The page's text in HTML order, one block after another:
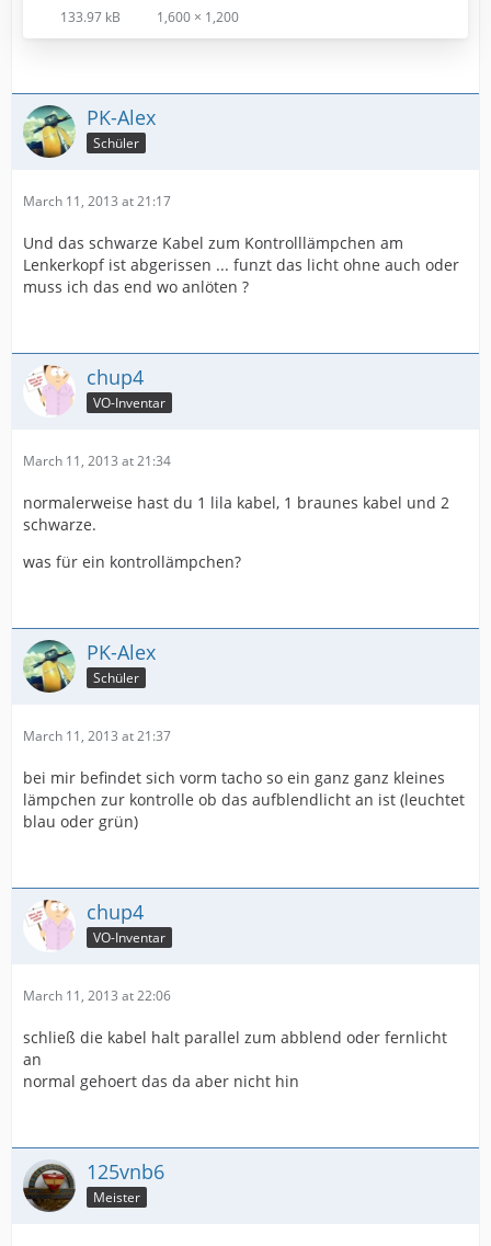
133.97 kB 1,600 × 1,200
PK-Alex
Schüler
March 11, 2013 at 21:17
Und das schwarze Kabel zum Kontrolllämpchen am
Lenkerkopf ist abgerissen ... funzt das licht ohne auch oder
muss ich das end wo anlöten ?
chup4
VO-Inventar
March 11, 2013 at 21:34
normalerweise hast du 1 lila kabel, 1 braunes kabel und 2
schwarze.
was für ein kontrollämpchen?
PK-Alex
Schüler
March 11, 2013 at 21:37
bei mir befindet sich vorm tacho so ein ganz ganz kleines
lämpchen zur kontrolle ob das aufblendlicht an ist (leuchtet
blau oder grün)
chup4
VO-Inventar
March 11, 2013 at 22:06
schließ die kabel halt parallel zum abblend oder fernlicht
an
normal gehoert das da aber nicht hin
125vnb6
Meister